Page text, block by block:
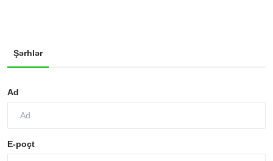
Şərhlər
Ad
E-poçt